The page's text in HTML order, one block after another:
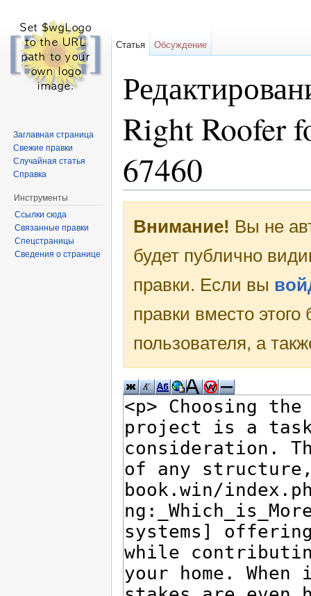
Right Roofer
67460
Внимание! Вы не
будет публично
правки. Если вы
правки вместо
пользователя, а
Статья Обсуждение
Заглавная страница
Свежие правки
Случайная статья
Справка
Инструменты
Ссылки сюда
Связанные правки
Спецстраницы
Сведения о странице